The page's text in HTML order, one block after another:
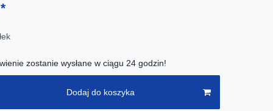
*
zostanie wysłane w ciągu 24 godzin!
Dodaj do koszyka